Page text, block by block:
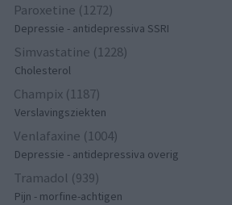
Paroxetine (1272)
Depressie - antidepressiva SSRI
Simvastatine (1228)
Cholesterol
Champix (1187)
Verslavingsziekten
Venlafaxine (1004)
Depressie - antidepressiva overig
Tramadol (939)
Pijn - morfine-achtigen